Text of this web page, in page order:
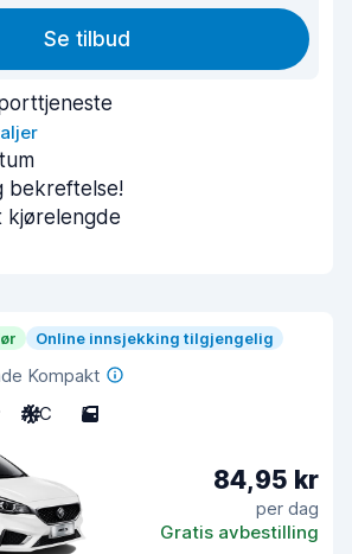
Se tilbud
bekreftelse!
kjørelengde
Online innsjekking tilgjengelig
Kompakt
A/C 5
84,95 kr
per dag
Gratis avbestilling